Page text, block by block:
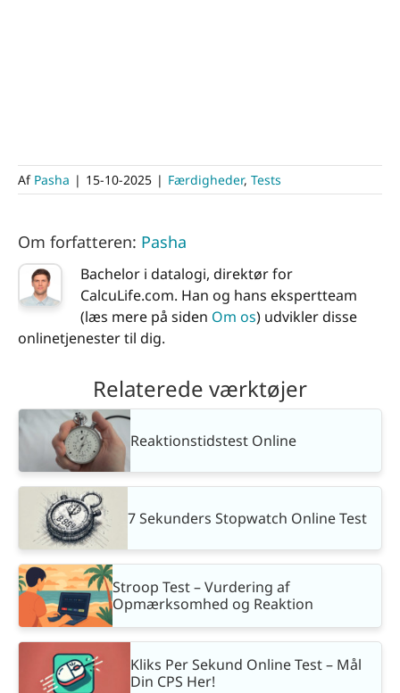
Af Pasha | 15-10-2025 | Færdigheder, Tests
Om forfatteren: Pasha
Bachelor i datalogi, direktør for
CalcuLife.com. Han og hans ekspertteam
(læs mere på siden Om os) udvikler disse
onlinetjenester til dig.
Relaterede værktøjer
Reaktionstidstest Online
7 Sekunders Stopwatch Online Test
Stroop Test – Vurdering af
Opmærksomhed og Reaktion
Kliks Per Sekund Online Test – Mål
Din CPS Her!